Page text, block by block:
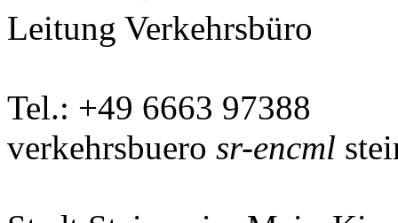
Leitung Verkehrsbüro
Tel.: +49 6663 97388
verkehrsbuero sr-encml